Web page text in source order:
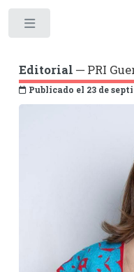
Editorial ─ PRI
Publicado el 23 de